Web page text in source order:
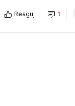
Reaguj 1